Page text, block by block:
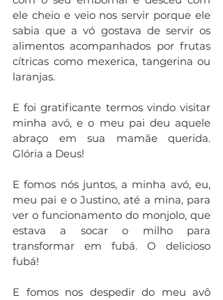
ele cheio e veio nos servir porque ele
sabia que a vó gostava de servir os
alimentos acompanhados por frutas
cítricas como mexerica, tangerina ou
laranjas.
E foi gratificante termos vindo visitar
minha avó, e o meu pai deu aquele
abraço em sua mamãe querida.
Glória a Deus!
E fomos nós juntos, a minha avó, eu,
meu pai e o Justino, até a mina, para
ver o funcionamento do monjolo, que
estava a socar o milho para
transformar em fubá. O delicioso
fubá!
E fomos nos despedir do meu avô